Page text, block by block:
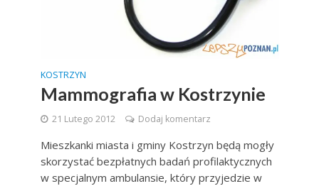
KOSTRZYN
Mammografia w Kostrzynie
21 Lutego 2012 Dodaj komentarz
Mieszkanki miasta i gminy Kostrzyn będą mogły
skorzystać bezpłatnych badań profilaktycznych
w specjalnym ambulansie, który przyjedzie w